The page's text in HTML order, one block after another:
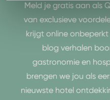
Meld je gratis aan als
van exclusieve
krijgt online
blog verhalen
gastronomie en
brengen we jou als
nieuwste hotel